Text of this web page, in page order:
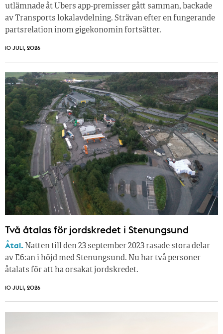
utlämnade åt Ubers app-premisser gått samman, backade
av Transports lokalavdelning. Strävan efter en fungerande
partsrelation inom gigekonomin fortsätter.
10 JULI, 2026
Två åtalas för jordskredet i Stenungsund
Åtal. Natten till den 23 september 2023 rasade stora delar
av E6:an i höjd med Stenungsund. Nu har två personer
åtalats för att ha orsakat jordskredet.
10 JULI, 2026